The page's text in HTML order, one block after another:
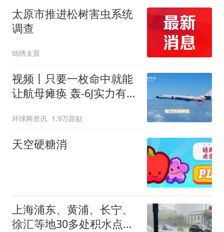
太原市推进松树害虫系统
调查
锦绣太原
视频丨只要一枚命中就能
让航母瘫痪 轰-6J实力有多
环球网资讯 1.9万跟贴
天空硬糖消
上海浦东、黄浦、长宁、
徐汇等地30多处积水点正